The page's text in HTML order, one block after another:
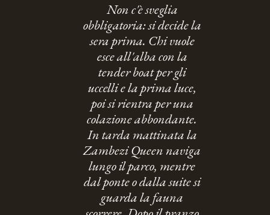
Non c'è sveglia
obbligatoria: si decide la
sera prima. Chi vuole
esce all'alba con la
tender boat per gli
uccelli e la prima luce,
poi si rientra per una
colazione abbondante.
In tarda mattinata la
Zambezi Queen naviga
lungo il parco, mentre
dal ponte o dalla suite si
guarda la fauna